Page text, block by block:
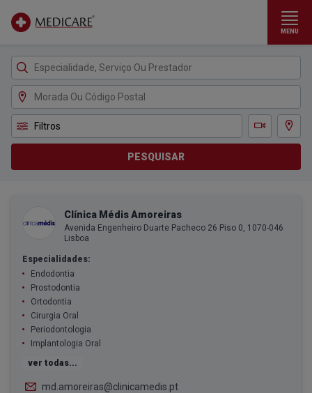
MENU
Filtros
Teleconsulta
Ver
PESQUISAR
Clínica Médis Amoreiras
Avenida Engenheiro Duarte Pacheco 26 Piso 0, 1070-046
Lisboa
Especialidades:
Endodontia
Prostodontia
Ortodontia
Cirurgia Oral
Periodontologia
Implantologia Oral
ver todas...
md.amoreiras@clinicamedis.pt